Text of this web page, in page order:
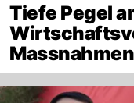
Tiefe Pegel
Massnahmen